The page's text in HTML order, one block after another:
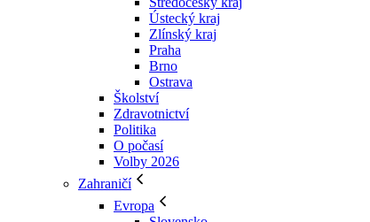
Ústecký kraj
Zlínský kraj
Praha
Brno
Ostrava
Školství
Zdravotnictví
Politika
O počasí
Volby 2026
Zahraničí
Evropa